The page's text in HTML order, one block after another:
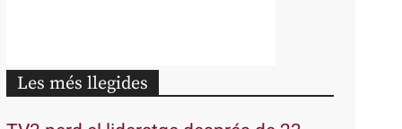
Les més llegides